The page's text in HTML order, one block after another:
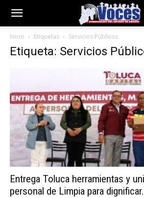
Inicio Etiquetas Servicios Públicos
Etiqueta: Servicios
Entrega Toluca herramientas y
personal de Limpia para